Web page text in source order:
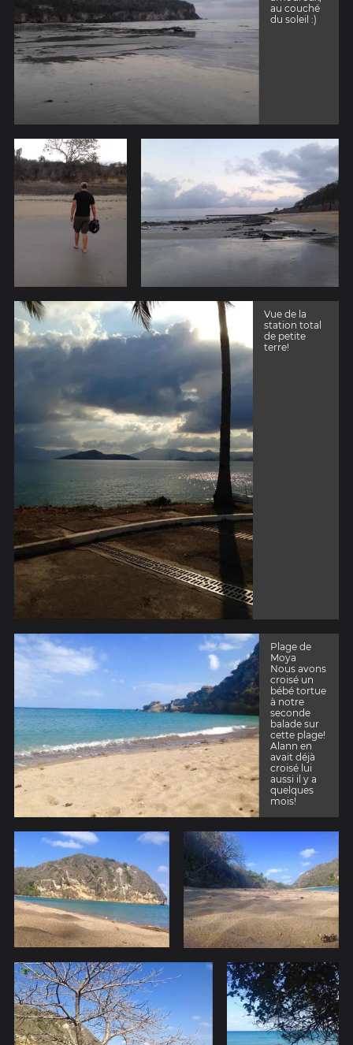
s'aventure
chez nous
Krokmou!
au couché
du soleil :)
Vue de la
station total
de petite
terre!
Plage de
Moya
Nous avons
croisé un
bébé tortue
à notre
seconde
balade sur
cette plage!
Alann en
avait déjà
croisé lui
aussi il y a
quelques
mois!